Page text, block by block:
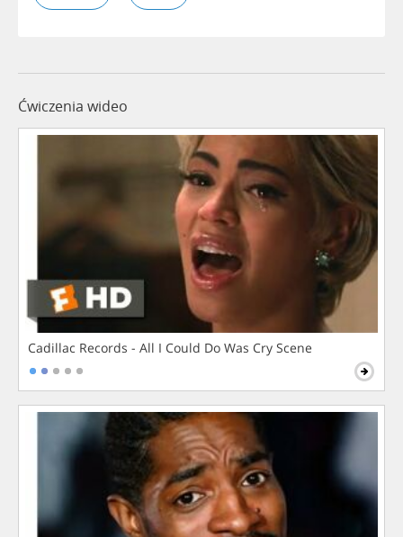
Ćwiczenia wideo
Cadillac Records - All I Could Do Was Cry Scene